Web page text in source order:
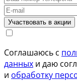
Участвовать в акции
Соглашаюсь с
данных и даю
и обработку